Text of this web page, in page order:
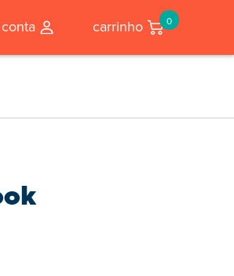
carrinho 0